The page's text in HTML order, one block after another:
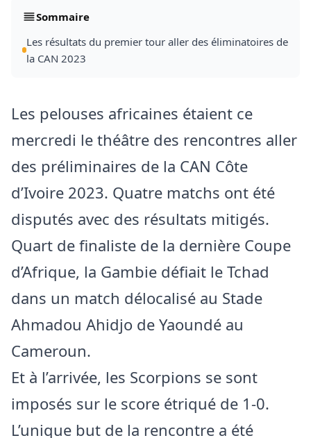
Sommaire
Les résultats du premier tour aller des éliminatoires de
la CAN 2023
Les pelouses africaines étaient ce
mercredi le théâtre des rencontres aller
des préliminaires de la CAN Côte
d’Ivoire 2023. Quatre matchs ont été
disputés avec des résultats mitigés.
Quart de finaliste de la dernière Coupe
d’Afrique, la Gambie défiait le Tchad
dans un match délocalisé au Stade
Ahmadou Ahidjo de Yaoundé au
Cameroun.
Et à l’arrivée, les Scorpions se sont
imposés sur le score étriqué de 1-0.
L’unique but de la rencontre a été